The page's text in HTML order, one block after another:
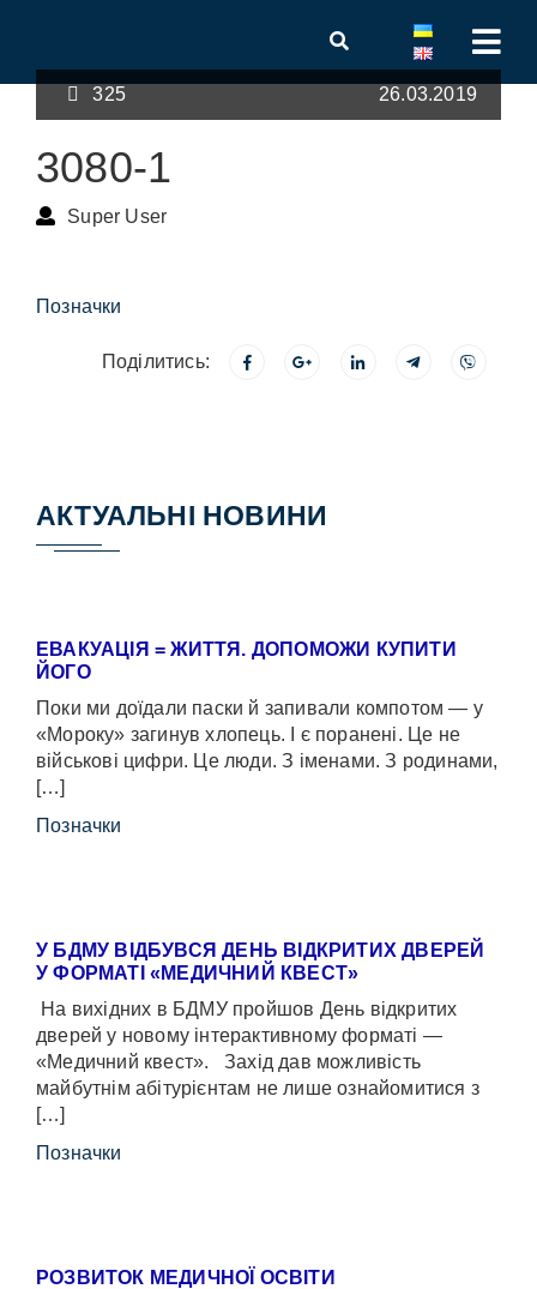
325 26.03.2019
3080-1
Super User
Позначки
Поділитись:
АКТУАЛЬНІ НОВИНИ
ЕВАКУАЦІЯ = ЖИТТЯ. ДОПОМОЖИ КУПИТИ
ЙОГО
Поки ми доїдали паски й запивали компотом — у
«Мороку» загинув хлопець. І є поранені. Це не
військові цифри. Це люди. З іменами. З родинами,
[…]
Позначки
У БДМУ ВІДБУВСЯ ДЕНЬ ВІДКРИТИХ ДВЕРЕЙ
У ФОРМАТІ «МЕДИЧНИЙ КВЕСТ»
На вихідних в БДМУ пройшов День відкритих
дверей у новому інтерактивному форматі —
«Медичний квест». Захід дав можливість
майбутнім абітурієнтам не лише ознайомитися з
[…]
Позначки
РОЗВИТОК МЕДИЧНОЇ ОСВІТИ